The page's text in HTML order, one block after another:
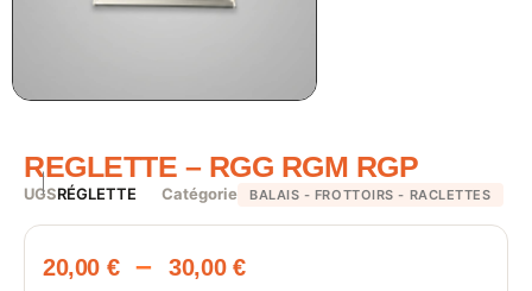
REGLETTE – RGG RGM RGP
UGSRÉGLETTE Catégorie BALAIS - FROTTOIRS - RACLETTES
20,00 € – 30,00 €